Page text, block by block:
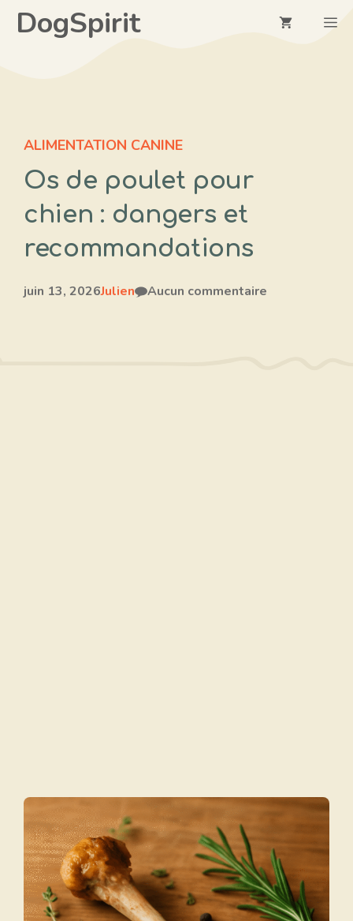
AllerDogSpirit
ALIMENTATION CANINE
Os de poulet pour
chien : dangers et
recommandations
juin 13, 2026Julien Aucun commentaire